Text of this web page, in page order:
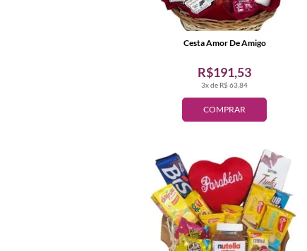
COMPRAR
3x de R$ 63,84
R$191,53
Cesta Amor De Amigo